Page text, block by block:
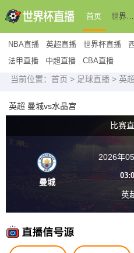
首页 世界杯直播
NBA直播 英超直播 世界杯直播
法甲直播
中超直播 CBA直播
当前位置： 首页 > 足球直播 > 英
英超 曼城vs水晶宫
比赛
曼城
2026年
英